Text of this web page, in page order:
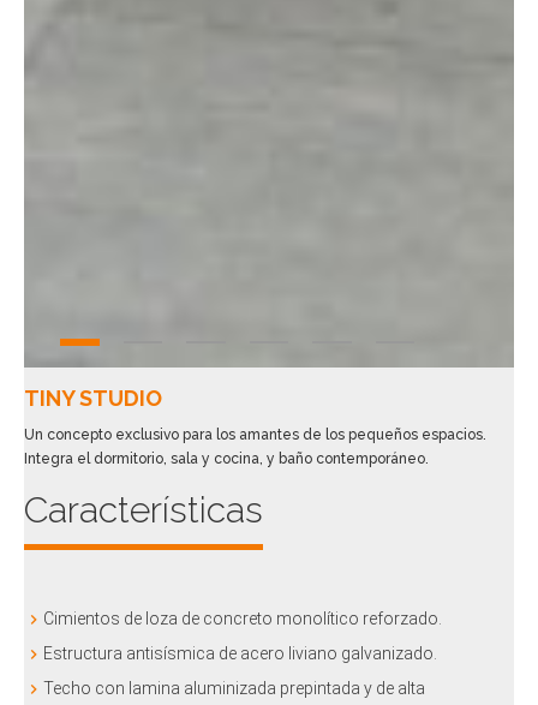
TINY STUDIO
Un concepto exclusivo para los amantes de los pequeños espacios.
Integra el dormitorio, sala y cocina, y baño contemporáneo.
Características
Cimientos de loza de concreto monolítico reforzado.
Estructura antisísmica de acero liviano galvanizado.
Techo con lamina aluminizada prepintada y de alta